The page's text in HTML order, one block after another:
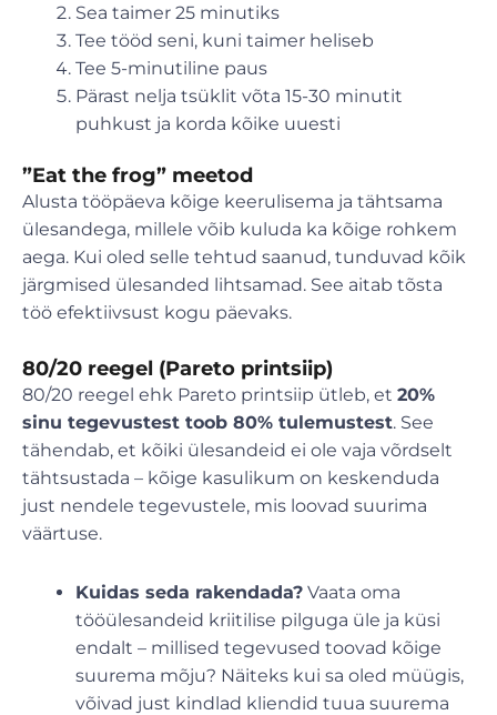
Sea taimer 25 minutiks
Tee tööd seni, kuni taimer heliseb
Tee 5-minutiline paus
Pärast nelja tsüklit võta 15-30 minutit
puhkust ja korda kõike uuesti
”Eat the frog” meetod
Alusta tööpäeva kõige keerulisema ja tähtsama
ülesandega, millele võib kuluda ka kõige rohkem
aega. Kui oled selle tehtud saanud, tunduvad kõik
järgmised ülesanded lihtsamad. See aitab tõsta
töö efektiivsust kogu päevaks.
80/20 reegel (Pareto printsiip)
80/20 reegel ehk Pareto printsiip ütleb, et 20%
sinu tegevustest toob 80% tulemustest. See
tähendab, et kõiki ülesandeid ei ole vaja võrdselt
tähtsustada – kõige kasulikum on keskenduda
just nendele tegevustele, mis loovad suurima
väärtuse.
Kuidas seda rakendada? Vaata oma
tööülesandeid kriitilise pilguga üle ja küsi
endalt – millised tegevused toovad kõige
suurema mõju? Näiteks kui sa oled müügis,
võivad just kindlad kliendid tuua suurema